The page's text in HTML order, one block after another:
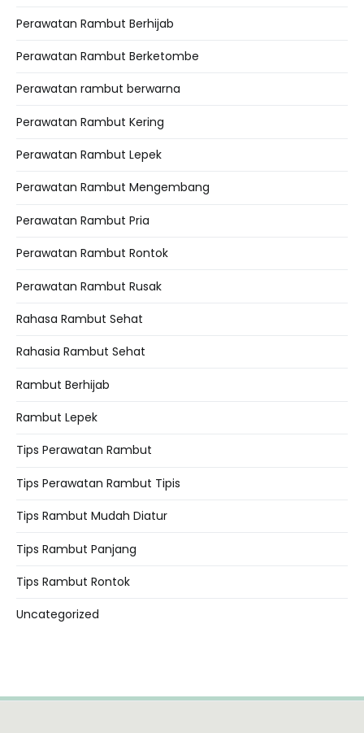
Perawatan Rambut Berhijab
Perawatan Rambut Berketombe
Perawatan rambut berwarna
Perawatan Rambut Kering
Perawatan Rambut Lepek
Perawatan Rambut Mengembang
Perawatan Rambut Pria
Perawatan Rambut Rontok
Perawatan Rambut Rusak
Rahasa Rambut Sehat
Rahasia Rambut Sehat
Rambut Berhijab
Rambut Lepek
Tips Perawatan Rambut
Tips Perawatan Rambut Tipis
Tips Rambut Mudah Diatur
Tips Rambut Panjang
Tips Rambut Rontok
Uncategorized